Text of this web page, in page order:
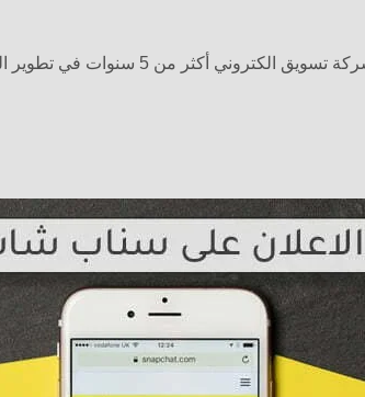
في تطوير المشاريع في السوق ، ووضع الأسس لتوحيد وتقوية ...